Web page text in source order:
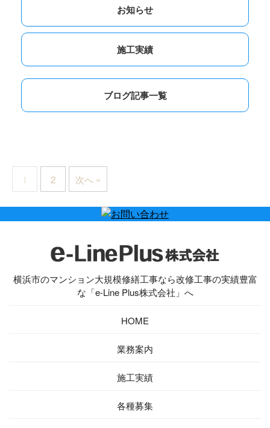
お知らせ
施工実績
ブログ記事一覧
1 2 次へ »
横浜市のマンション大規模修繕工事なら改修工事の実績豊富
な「e-Line Plus株式会社」へ
HOME
業務案内
施工実績
各種募集